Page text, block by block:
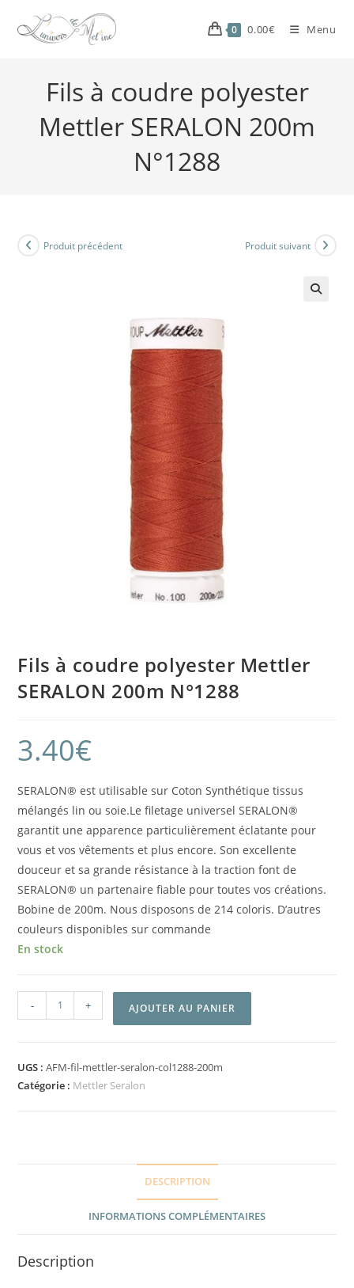
0 0.00€ Menu
Fils à coudre polyester
Mettler SERALON 200m
N°1288
Produit précédent Produit suivant
Fils à coudre polyester Mettler
SERALON 200m N°1288
3.40€
SERALON® est utilisable sur Coton Synthétique tissus
mélangés lin ou soie.Le filetage universel SERALON®
garantit une apparence particulièrement éclatante pour
vous et vos vêtements et plus encore. Son excellente
douceur et sa grande résistance à la traction font de
SERALON® un partenaire fiable pour toutes vos créations.
Bobine de 200m. Nous disposons de 214 coloris. D’autres
couleurs disponibles sur commande
En stock
- + AJOUTER AU PANIER
UGS :AFM-fil-mettler-seralon-col1288-200m
Catégorie : Mettler Seralon
DESCRIPTION
INFORMATIONS COMPLÉMENTAIRES
Description